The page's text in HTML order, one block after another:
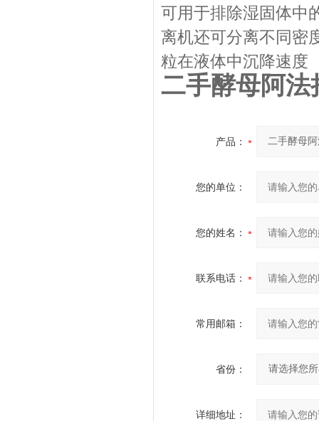
可用于排除湿固体中
离机还可分离不同密
粒在液体中沉降速度
二手酵母阿法
产品：
您的单位：
您的姓名：
联系电话：
常用邮箱：
省份：
详细地址：